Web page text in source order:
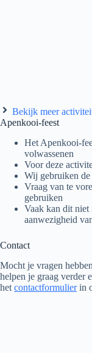
Bekijk meer
Apenkooi-feest
Het Apenkooi-
volwassenen
Voor deze
Wij gebruiken
Vraag van te
gebruiken
Vaak kan dit niet
aanwezigheid
Contact
Mocht je vragen
helpen je graag verder
het contactformulierin